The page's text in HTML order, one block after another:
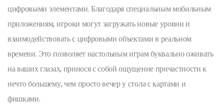
цифровыми элементами. Благодаря специальным мобильным
приложениям, игроки могут загружать новые уровни и
взаимодействовать с цифровыми объектами в реальном
времени. Это позволяет настольным играм буквально оживать
на ваших глазах, принося с собой ощущение причастности к
нечто большему, чем просто вечер у стола с картами и
фишками.